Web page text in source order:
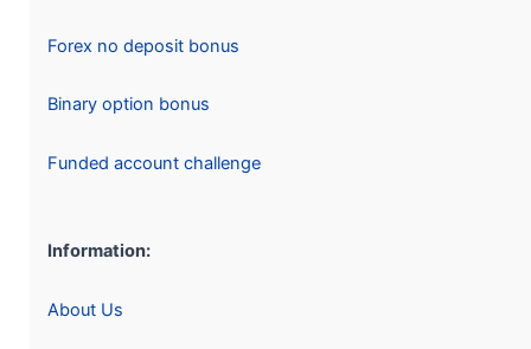
Forex no deposit bonus
Binary option bonus
Funded account challenge
Information:
About Us